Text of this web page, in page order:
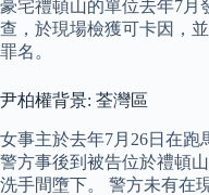
豪宅禮頓山的單位去年7月
查，於現場檢獲可卡因，
罪名。
尹柏權背景: 荃灣區
女事主於去年7月26日在跑
警方事後到被告位於禮頓
洗手間墮下。 警方未有在